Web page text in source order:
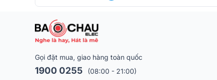
Tích hợp amply có mạch khuếch đại Class D cho
kiểm soát âm thanh cực tốt ở mọi dải tần. Loa sub
suốt thời gian dài mà chất lượng âm thanh vẫn được
Phối ghép dễ dàng
Gọi đặt mua, giao hàng toàn quốc
1900 0255 (08:00 - 21:00)